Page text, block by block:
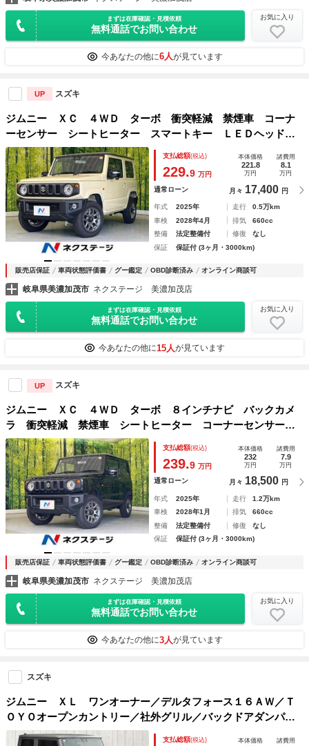
まずは在庫確認・見積依頼
無料通話でお問い合わせ
お気に入り
今あなたの他に6人が見ています
UP スズキ
ジムニー ＸＣ ４ＷＤ ターボ 衝突軽減 禁煙車 コーナ
ーセンサー シートヒーター スマートキー ＬＥＤヘッド
クルコン オートハイビーム 車線逸脱警報 オートライト
オートエアコン ステアリングスイッチ
支払総額(税込)
229.9 万円
本体価格
221.8
万円
諸費用
8.1
万円
通常ローン 月々 17,400 円
年式 2025年 走行
0.5万km
車検
2028年4月 排気
660cc
整備
法定整備付 修復
なし
保証
保証付 (3ヶ月・3000km)
販売店保証 車両状態評価書 グー鑑定 OBD診断済み オンライン商談可
岐阜県美濃加茂市 ネクステージ 美濃加茂店
まずは在庫確認・見積依頼
無料通話でお問い合わせ
お気に入り
今あなたの他に15人が見ています
UP スズキ
ジムニー ＸＣ ４ＷＤ ターボ ８インチナビ バックカメ
ラ 衝突軽減 禁煙車 シートヒーター コーナーセンサー
スマートキー ＬＥＤヘッド ＥＴＣ クルコン オートハイ
ビーム 車線逸脱警報 オートライト
支払総額(税込)
239.9 万円
本体価格
232
万円
諸費用
7.9
万円
通常ローン 月々 18,500 円
年式 2025年 走行
1.2万km
車検
2028年1月 排気
660cc
整備
法定整備付 修復
なし
保証
保証付 (3ヶ月・3000km)
販売店保証 車両状態評価書 グー鑑定 OBD診断済み オンライン商談可
岐阜県美濃加茂市 ネクステージ 美濃加茂店
まずは在庫確認・見積依頼
無料通話でお問い合わせ
お気に入り
今あなたの他に3人が見ています
スズキ
ジムニー ＸＬ ワンオーナー／デルタフォース１６ＡＷ／Ｔ
ＯＹＯオープンカントリー／社外グリル／バックドアダンパー
／ＮＡＲＤＩステアリング／ＤＳＰオーディオ／Ｂｌｕｅｔｏ
支払総額(税込) 本体価格 諸費用